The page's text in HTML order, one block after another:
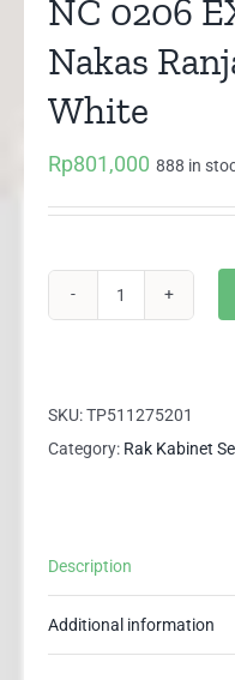
NC 0206
Nakas
White
Rp801,000 888 in
Meja
Nakas
quantity
SKU:TP511275201
Category: Rak Kabinet
Description
Additional information